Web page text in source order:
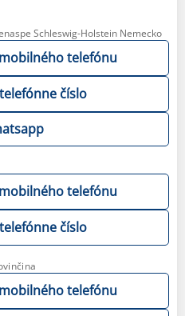
Schleswig-Holstein Nemecko
telefónu
číslo
telefónu
číslo
telefónu